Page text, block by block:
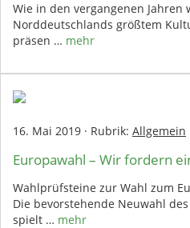
Wie in den vergangenen Jahren
Norddeutschlands größtem
präsen … mehr
16. Mai 2019 · Rubrik: Allgemein
Europawahl – Wir fordern
Wahlprüfsteine zur Wahl zum
Die bevorstehende Neuwahl
spielt … mehr